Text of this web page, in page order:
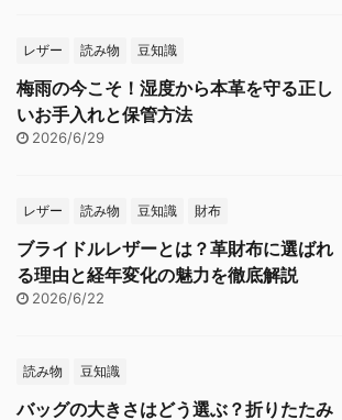
レザー 読み物 豆知識
梅雨の今こそ！湿度から本革を守る正し
いお手入れと保管方法
2026/6/29
レザー 読み物 豆知識 財布
ブライドルレザーとは？革財布に選ばれ
る理由と経年変化の魅力を徹底解説
2026/6/22
読み物 豆知識
バッグの大きさはどう選ぶ？折りたたみ